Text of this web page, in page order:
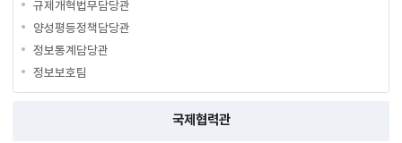
규제개혁법무담당관
양성평등정책담당관
정보통계담당관
정보보호팀
국제협력관